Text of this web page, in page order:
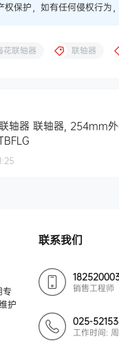
权保护，如有任何侵权行为
花联轴器 联轴器
轴器 联轴器, 254mm
专
护
联系我们
销售工程师
025-
工作时间: